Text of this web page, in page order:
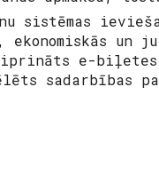
sistēmas
un
e-biļetes
sadarbības